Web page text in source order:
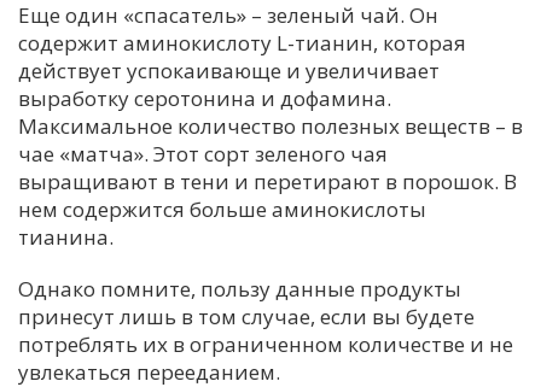
Еще один «спасатель» – зеленый чай. Он
содержит аминокислоту L-тианин, которая
действует успокаивающе и увеличивает
выработку серотонина и дофамина.
Максимальное количество полезных веществ – в
чае «матча». Этот сорт зеленого чая
выращивают в тени и перетирают в порошок. В
нем содержится больше аминокислоты
тианина.
Однако помните, пользу данные продукты
принесут лишь в том случае, если вы будете
потреблять их в ограниченном количестве и не
увлекаться перееданием.